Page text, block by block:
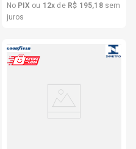
No PIX ou 12x de R$ 195,18sem
juros